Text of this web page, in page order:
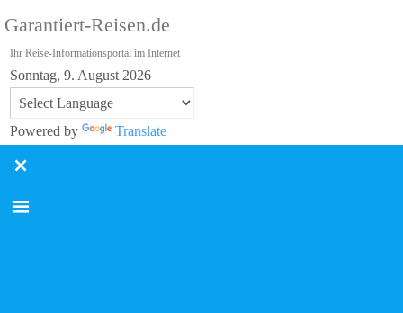
Garantiert-Reisen.de
Ihr Reise-Informationsportal im Internet
Sonntag, 9. August 2026
Powered by Translate